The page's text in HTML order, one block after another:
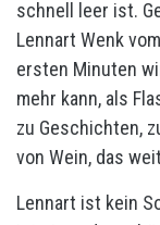
schnell leer ist.
Lennart Wenk
ersten Minuten
mehr kann, als
zu Geschichten,
von Wein, das
Lennart ist kein